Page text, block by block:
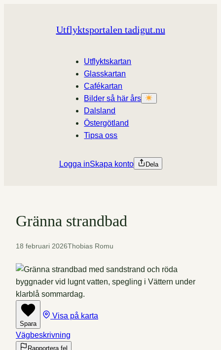
Utflyktsportalen tadigut.nu
Utflyktskartan
Glasskartan
Cafékartan
Bilder så här års
Dalsland
Östergötland
Tipsa oss
Logga inSkapa konto Dela
Gränna strandbad
18 februari 2026Thobias Romu
Spara
Visa på karta
Vägbeskrivning
Rapportera fel